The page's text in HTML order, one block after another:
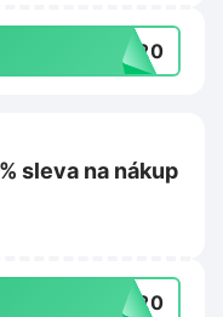
va20
sleva na nákup
ST20